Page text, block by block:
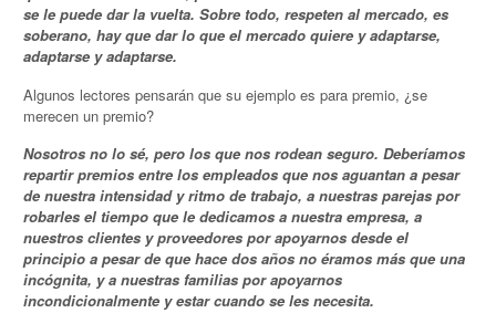
se le puede dar la vuelta. Sobre todo, respeten al mercado, es
soberano, hay que dar lo que el mercado quiere y adaptarse,
adaptarse y adaptarse.
Algunos lectores pensarán que su ejemplo es para premio, ¿se
merecen un premio?
Nosotros no lo sé, pero los que nos rodean seguro. Deberíamos
repartir premios entre los empleados que nos aguantan a pesar
de nuestra intensidad y ritmo de trabajo, a nuestras parejas por
robarles el tiempo que le dedicamos a nuestra empresa, a
nuestros clientes y proveedores por apoyarnos desde el
principio a pesar de que hace dos años no éramos más que una
incógnita, y a nuestras familias por apoyarnos
incondicionalmente y estar cuando se les necesita.